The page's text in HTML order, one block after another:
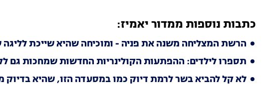
כתבות נוספות ממדור יאמיז:
הרשת המצליחה משנה את פניה - ומוכיחה שהיא שייכת לליגה
תספרו לילדים: ההפתעות הקולינריות החדשות שמחכות גם
לא קל להביא בשר לרמת דיוק כמו במסעדה הזו, שהיא בדיוק